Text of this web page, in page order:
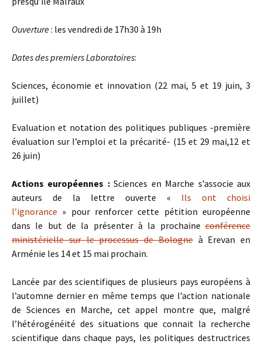
Ouverture: les vendredi de 17h30 à 19h
Dates des premiers Laboratoires:
Sciences, économie et innovation (22 mai, 5 et 19 juin, 3
juillet)
Evaluation et notation des politiques publiques -première
évaluation sur l’emploi et la précarité- (15 et 29 mai,12 et
26 juin)
Actions européennes :Sciences en Marche s’associe aux
auteurs de la lettre ouverte « Ils ont choisi
l’ignorance » pour renforcer cette pétition européenne
dans le but de la présenter à la prochaine conférence
ministérielle sur le processus de Bologneà Erevan en
Arménie les 14 et 15 mai prochain.
Lancée par des scientifiques de plusieurs pays européens à
l’automne dernier en même temps que l’action nationale
de Sciences en Marche, cet appel montre que, malgré
l’hétérogénéité des situations que connait la recherche
scientifique dans chaque pays, les politiques destructrices